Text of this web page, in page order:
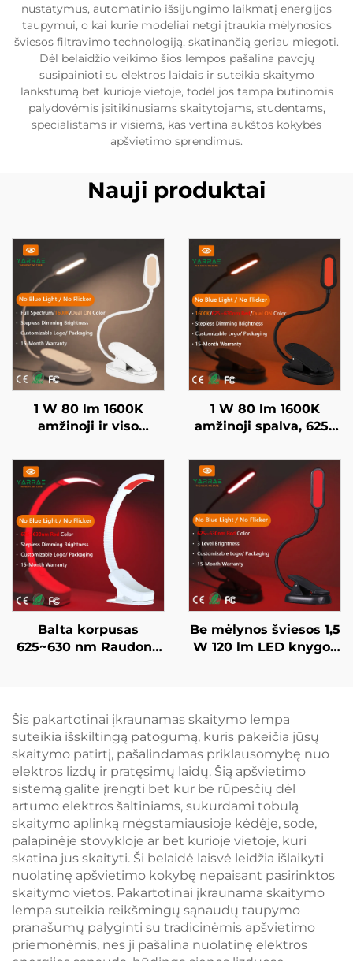
nustatymus, automatinio išsijungimo laikmatį energijos
taupymui, o kai kurie modeliai netgi įtraukia mėlynosios
šviesos filtravimo technologiją, skatinančią geriau miegoti.
Dėl belaidžio veikimo šios lempos pašalina pavojų
susipainioti su elektros laidais ir suteikia skaitymo
lankstumą bet kurioje vietoje, todėl jos tampa būtinomis
palydovėmis įsitikinusiams skaitytojams, studentams,
specialistams ir visiems, kas vertina aukštos kokybės
apšvietimo sprendimus.
Nauji produktai
1 W 80 lm 1600K
amžinoji ir viso
mėlynos šviesos ir
mirksėjimo, baltai
dažytas kūnas, LED
knygos lempa
1 W 80 lm 1600K
amžinoji spalva, 625–
spalva, be mėlynos
šviesos, juodai dažytas
kūnas, LED knygos
lempa
Balta korpusas
625~630 nm Raudona
atmintis 800 mAh
baterija 60 valandų
veikimo laikas 1
valandos greito
įkrovimo
Be mėlynos šviesos 1,5
W 120 lm LED knygos
ryškiausia skaitymo
lempa juodu korpusu
Šis pakartotinai įkraunamas skaitymo lempa
suteikia išskiltingą patogumą, kuris pakeičia jūsų
skaitymo patirtį, pašalindamas priklausomybę nuo
elektros lizdų ir pratęsimų laidų. Šią apšvietimo
sistemą galite įrengti bet kur be rūpesčių dėl
artumo elektros šaltiniams, sukurdami tobulą
skaitymo aplinką mėgstamiausioje kėdėje, sode,
palapinėje stovykloje ar bet kurioje vietoje, kuri
skatina jus skaityti. Ši belaidė laisvė leidžia išlaikyti
nuolatinę apšvietimo kokybę nepaisant pasirinktos
skaitymo vietos. Pakartotinai įkraunama skaitymo
lempa suteikia reikšmingų sąnaudų taupymo
pranašumų palyginti su tradicinėmis apšvietimo
priemonėmis, nes ji pašalina nuolatinę elektros